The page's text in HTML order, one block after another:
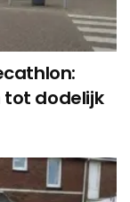
tot dodelijk